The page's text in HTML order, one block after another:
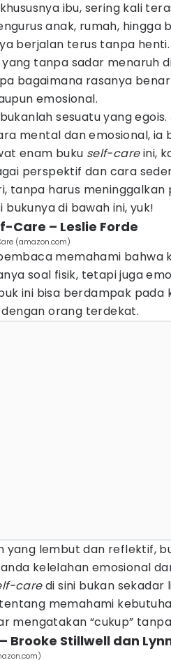
ibu, sering kali
anak, rumah, hingga
berjalan terus tanpa
tanpa sadar menaruh
bagaimana rasanya
emosional.
bukanlah sesuatu yang
mental dan emosional, ia
enam buku self-careini,
perspektif dan cara
tanpa harus meninggalkan
di bawah ini, yuk!
Care – Leslie Forde
(amazon.com)
memahami bahwa
soal fisik, tetapi juga
ini bisa berdampak
orang terdekat.
yang lembut dan reflektif,
kelelahan emosional
caredi sini bukan sekadar
memahami
mengatakan “cukup”
Brooke Stillwell dan